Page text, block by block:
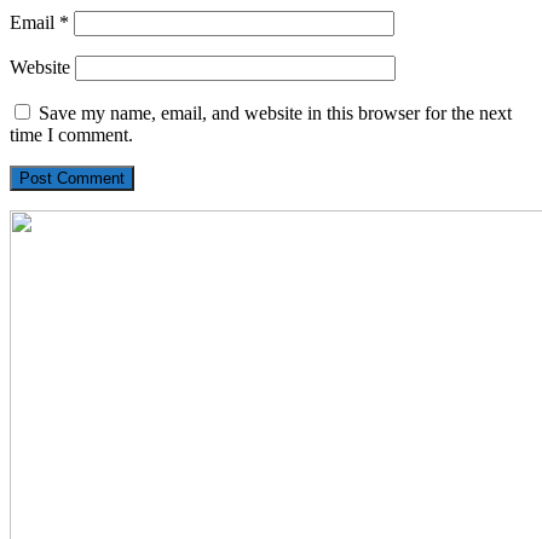
Email *
Website
Save my name, email, and website in this browser for the next
time I comment.